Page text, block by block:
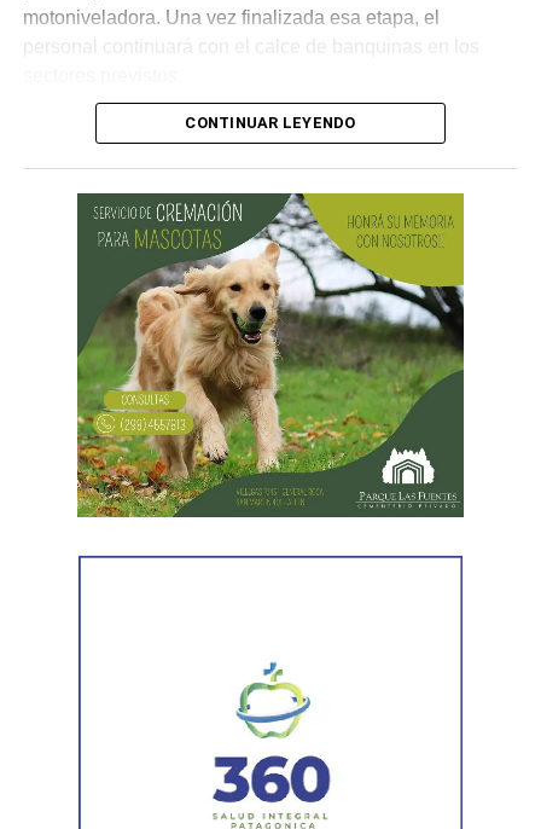
motoniveladora. Una vez finalizada esa etapa, el
personal continuará con el calce de banquinas en los
Desde Vialidad Nacional informaron que,durante las
próximas semanas, el operativo de bacheo será
reforzado con dos nuevas cuadrillas de trabajo y dos
camiones bacheadores, lo que permitirá incrementar
el ritmo de ejecución y optimizar las tareas de
mantenimiento en distintos puntos del Alto Valle.
Por otra parte, el organismo avanza con el relevamiento
sectores más deteriorados y mejorar las condiciones de
CONTINUAR LEYENDO